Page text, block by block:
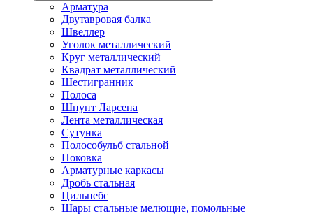
Арматура
Двутавровая балка
Швеллер
Уголок металлический
Круг металлический
Квадрат металлический
Шестигранник
Полоса
Шпунт Ларсена
Лента металлическая
Сутунка
Полособульб стальной
Поковка
Арматурные каркасы
Дробь стальная
Цильпебс
Шары стальные мелющие, помольные